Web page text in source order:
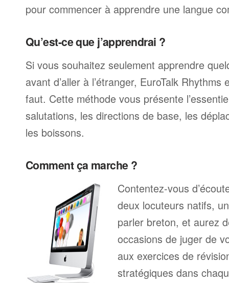
pour commencer à apprendre une langue
Qu’est-ce que j’apprendrai ?
Si vous souhaitez seulement apprendre
avant d’aller à l’étranger, EuroTalk Rhythms
faut. Cette méthode vous présente
salutations, les directions de base, les
les boissons.
Comment ça marche ?
Contentez-vous
deux locuteurs natifs,
parler breton, et aurez
occasions de juger de
aux exercices de
stratégiques dans